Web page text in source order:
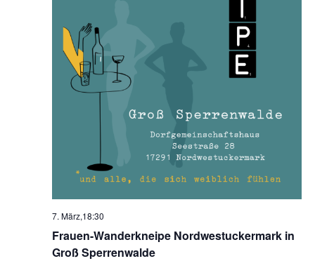
Frauen-Wanderkneipe Nordwestuckermark in
Groß Sperrenwalde
7. März,18:30